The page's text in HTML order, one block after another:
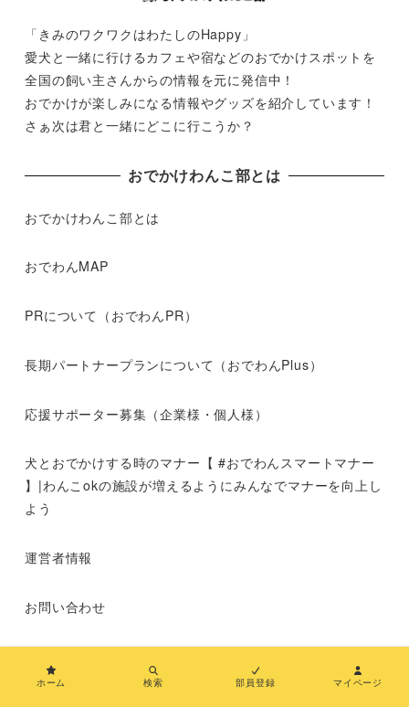
「きみのワクワクはわたしのHappy」
愛犬と一緒に行けるカフェや宿などのおでかけスポットを
全国の飼い主さんからの情報を元に発信中！
おでかけが楽しみになる情報やグッズを紹介しています！
さぁ次は君と一緒にどこに行こうか？
おでかけわんこ部とは
おでかけわんこ部とは
おでわんMAP
PRについて（おでわんPR）
長期パートナープランについて（おでわんPlus）
応援サポーター募集（企業様・個人様）
犬とおでかけする時のマナー【 #おでわんスマートマナー
】|わんこokの施設が増えるようにみんなでマナーを向上し
よう
運営者情報
お問い合わせ
ホーム 検索 部員登録 マイページ